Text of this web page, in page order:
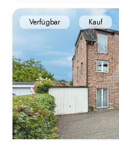
Verfügbar Kauf